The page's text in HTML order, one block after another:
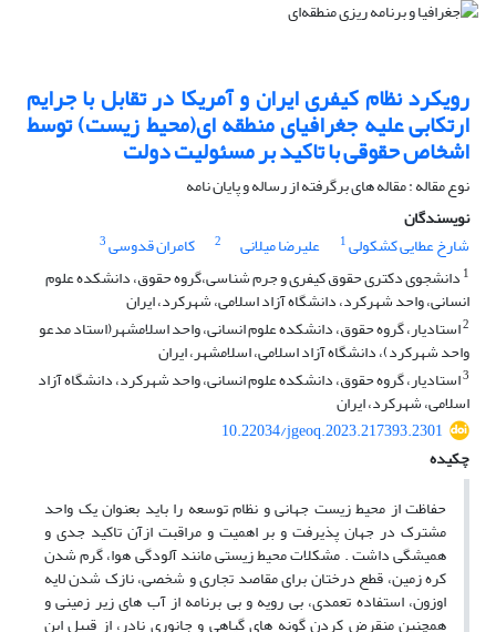
رویکرد نظام کیفری ایران و آمریکا در تقابل با جرایم
ارتکابی علیه جغرافیای منطقه ای(محیط زیست) توسط
اشخاص حقوقی با تاکید بر مسئولیت دولت
نوع مقاله : مقاله های برگرفته از رساله و پایان نامه
نویسندگان
شارخ عطایی کشکولی1 علیرضا میلانی 2 کامران قدوسی3
1 دانشجوی دکتری حقوق کیفری و جرم شناسی،گروه حقوق، دانشکده علوم
انسانی، واحد شهرکرد، دانشگاه آزاد اسلامی، شهرکرد، ایران
2استادیار، گروه حقوق، دانشکده علوم انسانی، واحد اسلامشهر(استاد مدعو
واحد شهرکرد)، دانشگاه آزاد اسلامی، اسلامشهر، ایران
3استادیار، گروه حقوق، دانشکده علوم انسانی، واحد شهرکرد، دانشگاه آزاد
اسلامی، شهرکرد، ایران
10.22034/jgeoq.2023.217393.2301
چکیده
حفاظت از محیط زیست جهانی و نظام توسعه را باید بعنوان یک واحد
مشترک در جهان پذیرفت و بر اهمیت و مراقبت ازآن تاکید جدی و
همیشگی داشت . مشکلات محیط زیستی مانند آلودگی هوا، گرم شدن
کره زمین، قطع درختان برای مقاصد تجاری و شخصی، نازک شدن لایه
اوزون، استفاده تعمدی، بی رویه و بی برنامه از آب های زیر زمینی و
همچنین منقرض کردن گونه های گیاهی و جانوری نادر، از قبیل این